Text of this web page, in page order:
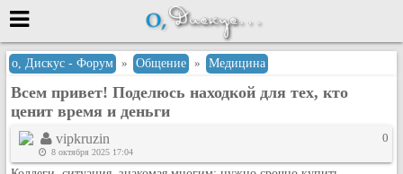
Меню
или войти через
Вход с 7ooo.ru
о, Дискус - Форум » Общение » Медицина
Всем привет! Поделюсь находкой для тех, кто
ценит время и деньги
vipkruzin
8 октября 2025 17:04
0